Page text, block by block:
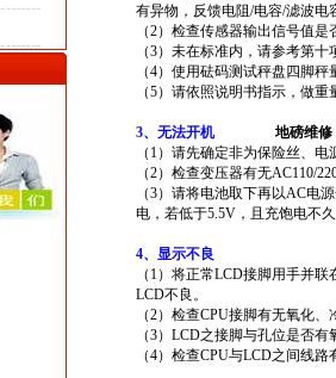
有异物，反馈电阻/电容/滤波电
（2）检查传感器输出信号值是
（3）未在标准内，请参考第十
（4）使用砝码测试秤盘四脚
（5）请依照说明书指示，做重
3、无法开机
地磅维修
（1）请先确定非为保险丝、
（2）检查变压器有无AC110/
（3）请将电池取下再以AC电
电，若低于5.5V，且充饱电不
4、显示不良
（1）将正常LCD接脚用手并
LCD不良。
（2）检查CPU接脚有无氧化
（3）LCD之接脚与孔位是否
（4）检查CPU与LCD之间线路